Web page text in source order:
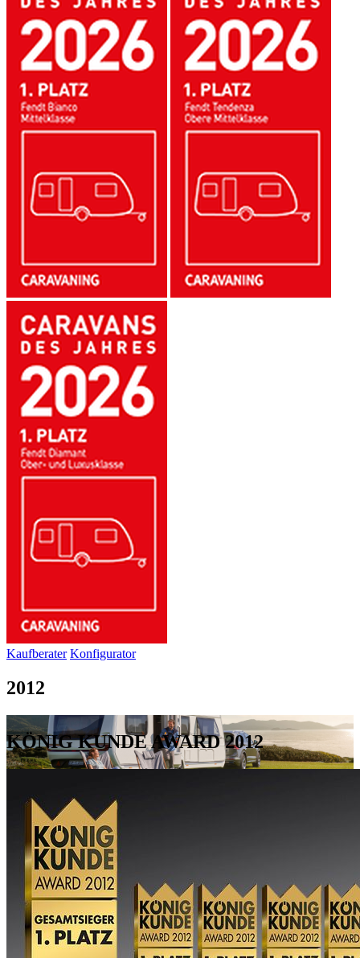
Kaufberater Konfigurator
2012
KÖNIG KUNDE AWARD 2012